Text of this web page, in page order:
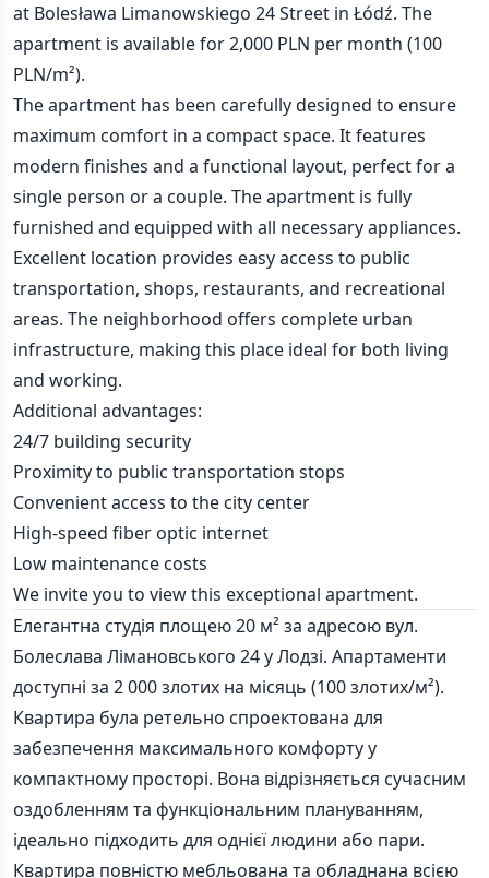
at Bolesława Limanowskiego 24 Street in Łódź. The
apartment is available for 2,000 PLN per month (100
PLN/m²).
The apartment has been carefully designed to ensure
maximum comfort in a compact space. It features
modern finishes and a functional layout, perfect for a
single person or a couple. The apartment is fully
furnished and equipped with all necessary appliances.
Excellent location provides easy access to public
transportation, shops, restaurants, and recreational
areas. The neighborhood offers complete urban
infrastructure, making this place ideal for both living
and working.
Additional advantages:
24/7 building security
Proximity to public transportation stops
Convenient access to the city center
High-speed fiber optic internet
Low maintenance costs
We invite you to view this exceptional apartment.
Елегантна студія площею 20 м² за адресою вул.
Болеслава Лімановського 24 у Лодзі. Апартаменти
доступні за 2 000 злотих на місяць (100 злотих/м²).
Квартира була ретельно спроектована для
забезпечення максимального комфорту у
компактному просторі. Вона відрізняється сучасним
оздобленням та функціональним плануванням,
ідеально підходить для однієї людини або пари.
Квартира повністю мебльована та обладнана всією